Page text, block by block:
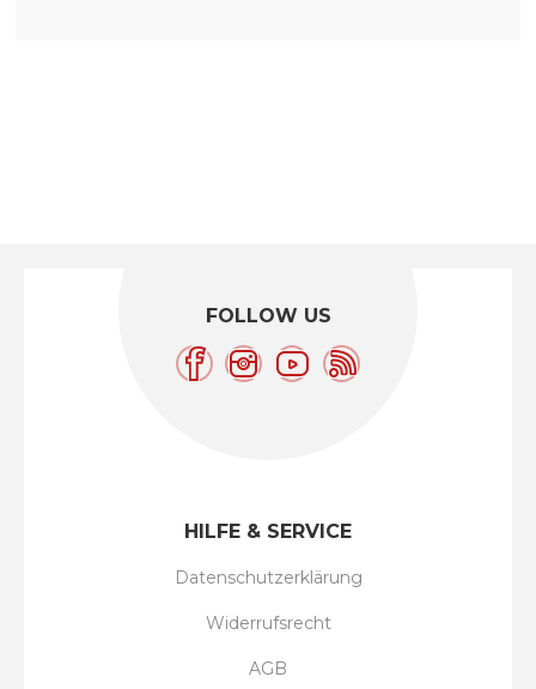
FOLLOW US
HILFE & SERVICE
Datenschutzerklärung
Widerrufsrecht
AGB